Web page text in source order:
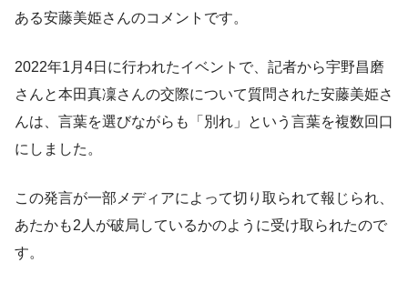
ある安藤美姫さんのコメントです。
2022年1月4日に行われたイベントで、記者から宇野昌磨
さんと本田真凜さんの交際について質問された安藤美姫さ
んは、言葉を選びながらも「別れ」という言葉を複数回口
にしました。
この発言が一部メディアによって切り取られて報じられ、
あたかも2人が破局しているかのように受け取られたので
す。